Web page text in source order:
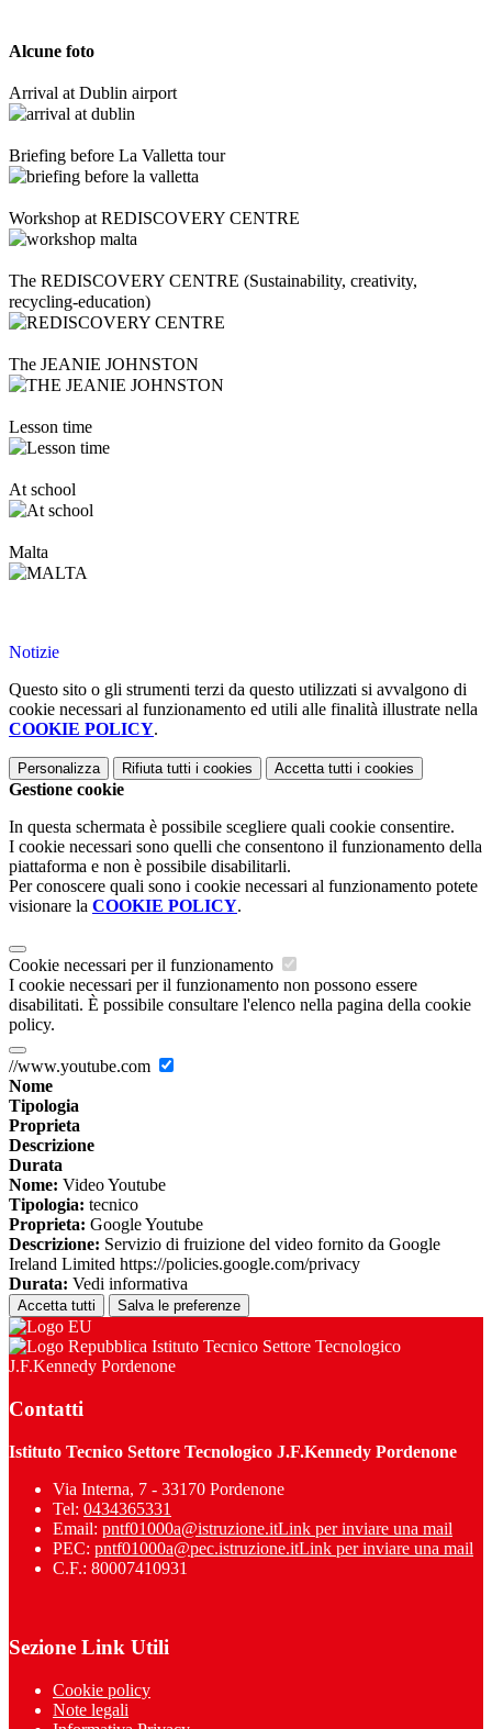
Alcune foto
Arrival at Dublin airport
Briefing before La Valletta tour
Workshop at REDISCOVERY CENTRE
The REDISCOVERY CENTRE (Sustainability, creativity,
recycling-education)
The JEANIE JOHNSTON
Lesson time
At school
Malta
Notizie
Questo sito o gli strumenti terzi da questo utilizzati si avvalgono di
cookie necessari al funzionamento ed utili alle finalità illustrate nella
COOKIE POLICY.
Personalizza Rifiuta tutti i cookies Accetta tutti i cookies
Gestione cookie
In questa schermata è possibile scegliere quali cookie consentire.
I cookie necessari sono quelli che consentono il funzionamento della
piattaforma e non è possibile disabilitarli.
Per conoscere quali sono i cookie necessari al funzionamento potete
visionare la COOKIE POLICY.
Cookie necessari per il funzionamento
I cookie necessari per il funzionamento non possono essere
disabilitati. È possibile consultare l'elenco nella pagina della cookie
policy.
//www.youtube.com
Nome
Tipologia
Proprieta
Descrizione
Durata
Nome: Video Youtube
Tipologia: tecnico
Proprieta: Google Youtube
Descrizione: Servizio di fruizione del video fornito da Google
Ireland Limited https://policies.google.com/privacy
Durata: Vedi informativa
Accetta tutti Salva le preferenze
Istituto Tecnico Settore Tecnologico
J.F.Kennedy Pordenone
Contatti
Istituto Tecnico Settore Tecnologico J.F.Kennedy Pordenone
Via Interna, 7 - 33170 Pordenone
Tel: 0434365331
Email: pntf01000a@istruzione.itLink per inviare una mail
PEC: pntf01000a@pec.istruzione.itLink per inviare una mail
C.F.: 80007410931
Sezione Link Utili
Cookie policy
Note legali